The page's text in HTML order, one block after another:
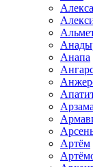
Анапа
Артём